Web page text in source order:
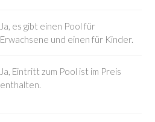
Ja, es gibt einen Pool für
Erwachsene und einen für Kinder.
Ja, Eintritt zum Pool ist im Preis
enthalten.